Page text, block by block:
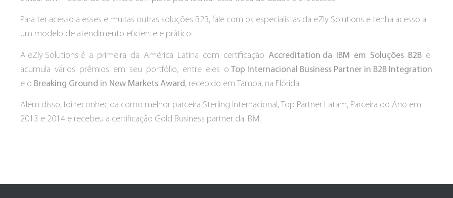
Para ter acesso a esses e muitas outras soluções B2B, fale com os especialistas da eZly Solutions e tenha acesso a
um modelo de atendimento eficiente e prático.
A eZly Solutions é a primeira da América Latina com certificação Accreditation da IBM em Soluções B2B e
acumula vários prêmios em seu portfólio, entre eles o Top Internacional Business Partner in B2B Integration
e o Breaking Ground in New Markets Award, recebido em Tampa, na Flórida.
Além disso, foi reconhecida como melhor parceira Sterling Internacional, Top Partner Latam, Parceira do Ano em
2013 e 2014 e recebeu a certificação Gold Business partner da IBM.